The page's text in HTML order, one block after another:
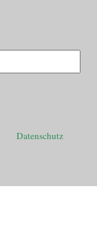
Datenschutz